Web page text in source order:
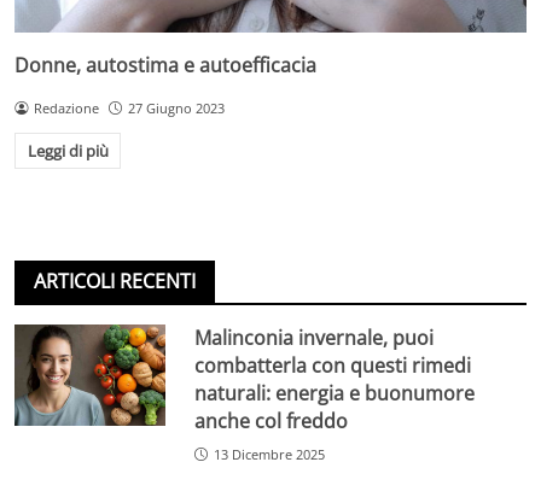
Donne, autostima e autoefficacia
Redazione 27 Giugno 2023
Leggi di più
ARTICOLI RECENTI
Malinconia invernale, puoi
combatterla con questi rimedi
naturali: energia e buonumore
anche col freddo
13 Dicembre 2025